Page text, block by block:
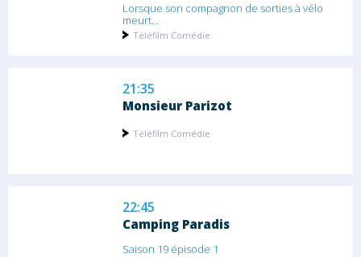
Lorsque son compagnon de sorties à vélo
meurt...
Téléfilm Comédie
21:35
Monsieur Parizot
Téléfilm Comédie
22:45
Camping Paradis
Saison 19 épisode 1